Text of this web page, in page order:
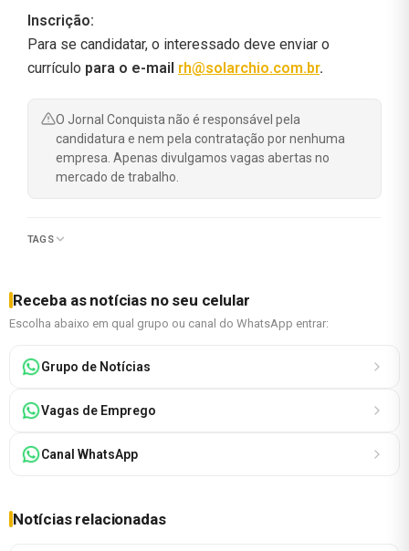
Inscrição:
Para se candidatar, o interessado deve enviar o
currículo para o e-mail rh@solarchio.com.br.
O Jornal Conquista não é responsável pela
candidatura e nem pela contratação por nenhuma
empresa. Apenas divulgamos vagas abertas no
mercado de trabalho.
TAGS
Receba as notícias no seu celular
Escolha abaixo em qual grupo ou canal do WhatsApp entrar:
Grupo de Notícias
Vagas de Emprego
Canal WhatsApp
Notícias relacionadas